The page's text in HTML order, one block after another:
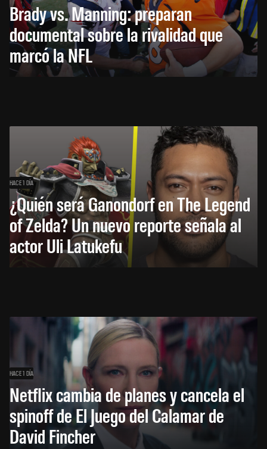
Brady vs. Manning: preparan
documental sobre la rivalidad que
marcó la NFL
HACE 1 DÍA
¿Quién será Ganondorf en The Legend
of Zelda? Un nuevo reporte señala al
actor Uli Latukefu
HACE 1 DÍA
Netflix cambia de planes y cancela el
spinoff de El Juego del Calamar de
David Fincher